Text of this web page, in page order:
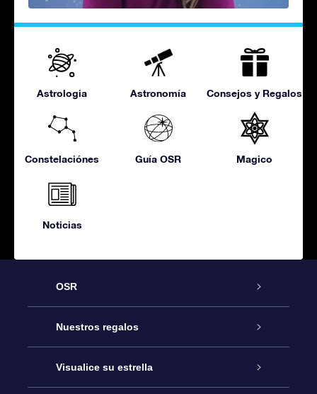
Astrologia Astronomía Consejos y Regalos
Constelaciónes Guía OSR Magico
Noticias
OSR
Atención
Contáctanos
Nuestros regalos
Regalo Estrella Online
Visualice su estrella